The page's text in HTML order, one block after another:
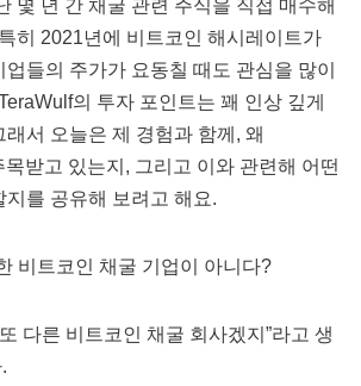
몇 년 간 채굴 관련 주식을 직접 매수해
히 2021년에 비트코인 해시레이트가
들의 주가가 요동칠 때도 관심을 많이
의 투자 포인트는 꽤 인상 깊게
서 오늘은 제 경험과 함께, 왜
받고 있는지, 그리고 이와 관련해 어떤
지를 공유해 보려고 해요.
비트코인 채굴 기업이 아니다?
다른 비트코인 채굴 회사겠지”라고 생